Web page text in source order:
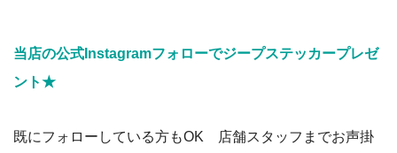
当店の公式Instagramフォローでジープステッカープレゼ
ント★
既にフォローしている方もOK 店舗スタッフまでお声掛